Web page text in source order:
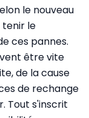
le nouveau
tenir le
ces pannes.
être vite
de la cause
de rechange
Tout s'inscrit